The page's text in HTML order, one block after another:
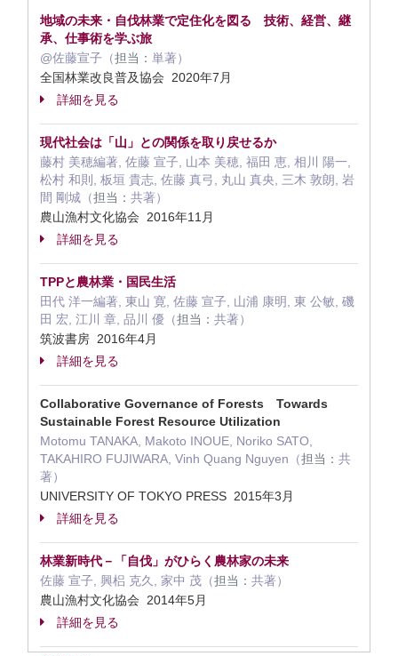
地域の未来・自伐林業で定住化を図る 技術、経営、継
承、仕事術を学ぶ旅
@佐藤宣子（担当： 単著）
全国林業改良普及協会 2020年7月
詳細を見る
現代社会は「山」との関係を取り戻せるか
藤村 美穂編著, 佐藤 宣子, 山本 美穂, 福田 恵, 相川 陽一,
松村 和則, 板垣 貴志, 佐藤 真弓, 丸山 真央, 三木 敦朗, 岩
間 剛城（担当： 共著）
農山漁村文化協会 2016年11月
詳細を見る
TPPと農林業・国民生活
田代 洋一編著, 東山 寛, 佐藤 宣子, 山浦 康明, 東 公敏, 磯
田 宏, 江川 章, 品川 優（担当： 共著）
筑波書房 2016年4月
詳細を見る
Collaborative Governance of Forests Towards
Sustainable Forest Resource Utilization
Motomu TANAKA, Makoto INOUE, Noriko SATO,
TAKAHIRO FUJIWARA, Vinh Quang Nguyen（担当： 共
著）
UNIVERSITY OF TOKYO PRESS 2015年3月
詳細を見る
林業新時代－「自伐」がひらく農林家の未来
佐藤 宣子, 興梠 克久, 家中 茂（担当： 共著）
農山漁村文化協会 2014年5月
詳細を見る